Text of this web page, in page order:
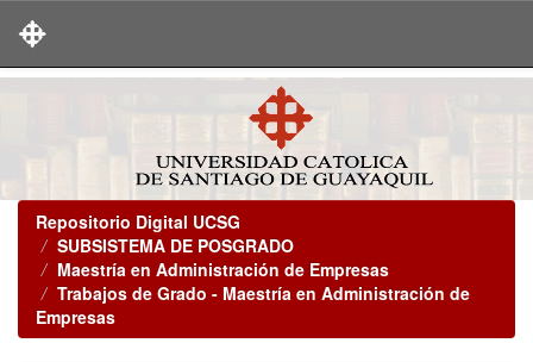
Repositorio Digital UCSG
SUBSISTEMA DE POSGRADO
Maestría en Administración de Empresas
Trabajos de Grado - Maestría en Administración de
Empresas